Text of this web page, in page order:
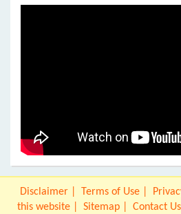
Disclaimer Terms of Use
this website
Sitemap Contact Us